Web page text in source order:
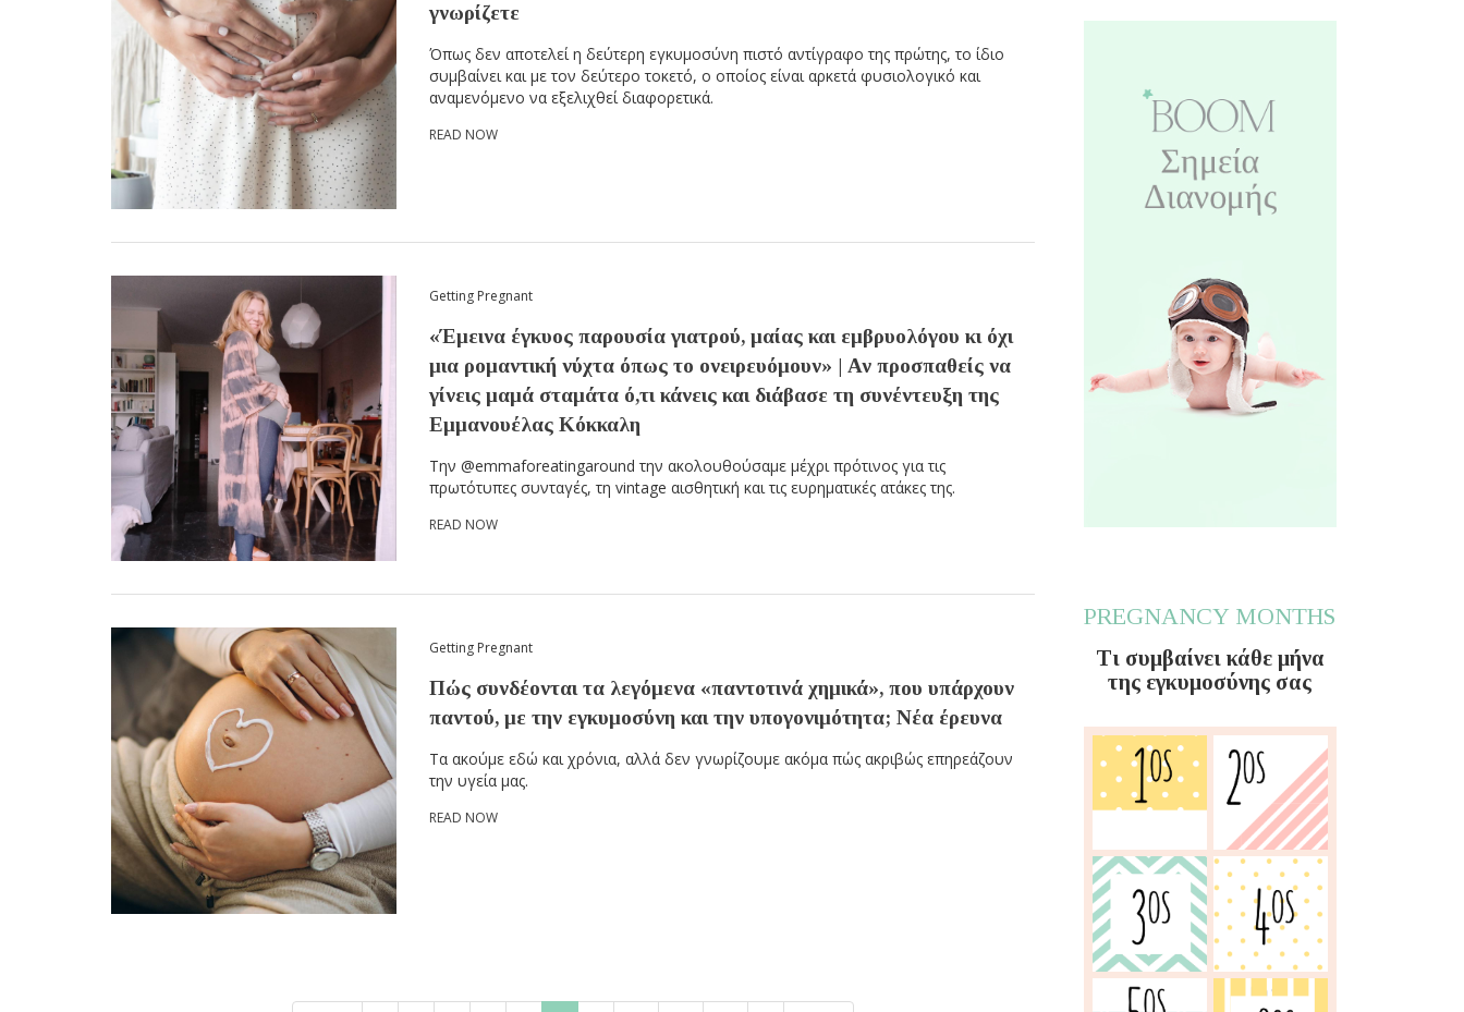
γνωρίζετε
Όπως δεν αποτελεί η δεύτερη εγκυμοσύνη πιστό αντίγραφο της πρώτης, το ίδιο
συμβαίνει και με τον δεύτερο τοκετό, ο οποίος είναι αρκετά φυσιολογικό και
αναμενόμενο να εξελιχθεί διαφορετικά.
READ NOW
Getting Pregnant
«Έμεινα έγκυος παρουσία γιατρού, μαίας και εμβρυολόγου κι όχι
μια ρομαντική νύχτα όπως το ονειρευόμουν» | Αν προσπαθείς να
γίνεις μαμά σταμάτα ό,τι κάνεις και διάβασε τη συνέντευξη της
Εμμανουέλας Κόκκαλη
Την @emmaforeatingaround την ακολουθούσαμε μέχρι πρότινος για τις
πρωτότυπες συνταγές, τη vintage αισθητική και τις ευρηματικές ατάκες της.
READ NOW
Getting Pregnant
Πώς συνδέονται τα λεγόμενα «παντοτινά χημικά», που υπάρχουν
παντού, με την εγκυμοσύνη και την υπογονιμότητα; Νέα έρευνα
Τα ακούμε εδώ και χρόνια, αλλά δεν γνωρίζουμε ακόμα πώς ακριβώς επηρεάζουν
την υγεία μας.
READ NOW
PREGNANCY MONTHS
Τι συμβαίνει κάθε μήνα
της εγκυμοσύνης σας